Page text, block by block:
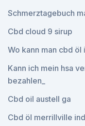
Schmerztagebuch
Cbd cloud 9 sirup
Wo kann man cbd öl
Kann ich mein hsa
bezahlen_
Cbd oil austell ga
Cbd öl merrillville